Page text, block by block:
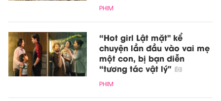
PHIM
“Hot girl Lật mặt" kể
chuyện lần đầu vào vai mẹ
một con, bị bạn diễn
“tương tác vật lý"
PHIM